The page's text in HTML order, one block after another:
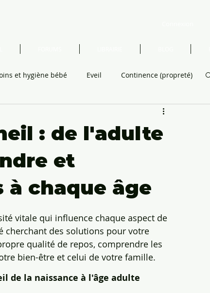
et hygiène bébé Eveil Continence (propreté)
Montessori
: de l'adulte
et
chaque âge
vitale qui influence chaque aspect de
cherchant des solutions pour votre
qualité de repos, comprendre les
bien-être et celui de votre famille.
de la naissance à l'âge adulte